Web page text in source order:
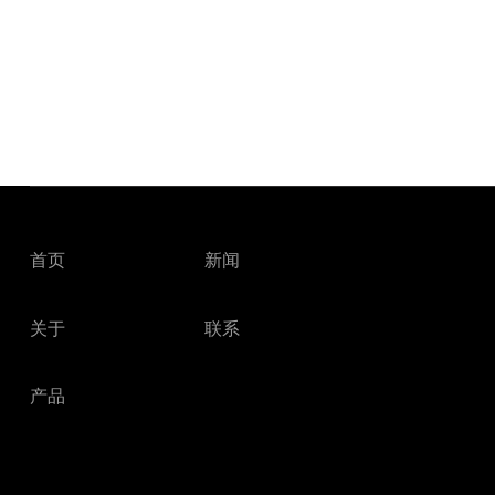
首页 新闻
关于 联系
产品